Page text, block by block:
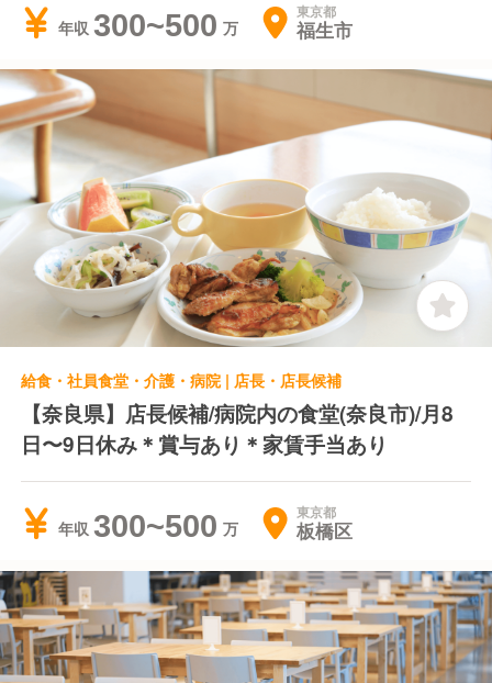
年収 300~500 東京都
福生市
給食・社員食堂・介護・病院 | 店長・店長候補
【奈良県】店長候補/病院内の食堂(奈良市)/月8
日〜9日休み＊賞与あり＊家賃手当あり
年収 300~500 東京都
板橋区